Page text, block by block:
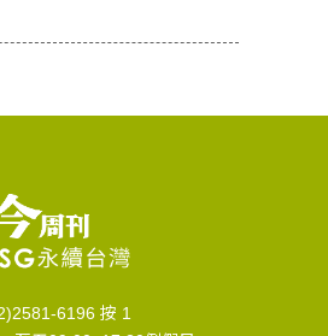
6196 按 1